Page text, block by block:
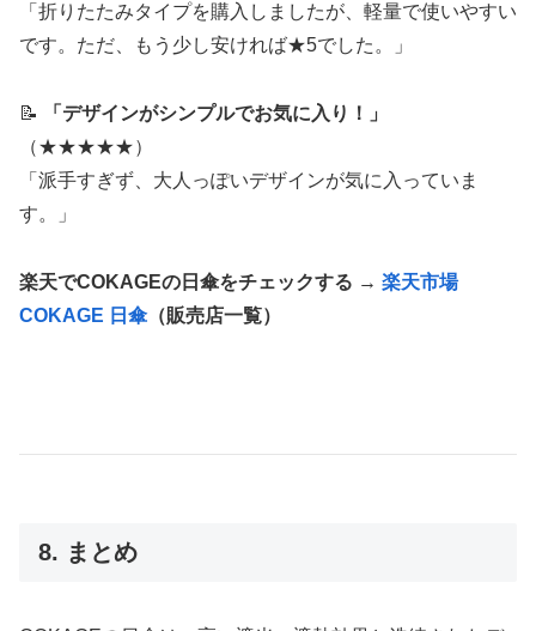
「折りたたみタイプを購入しましたが、軽量で使いやすい
です。ただ、もう少し安ければ★5でした。」
📝
「デザインがシンプルでお気に入り！」
（★★★★★）
「派手すぎず、大人っぽいデザインが気に入っていま
す。」
楽天でCOKAGEの日傘をチェックする → 楽天市場
COKAGE 日傘（販売店一覧）
8. まとめ